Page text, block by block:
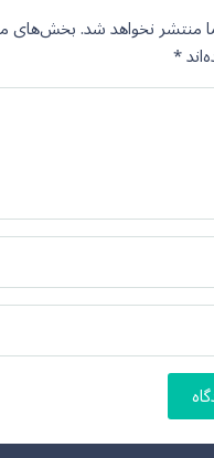
منتشر نخواهد شد.بخش‌های
*